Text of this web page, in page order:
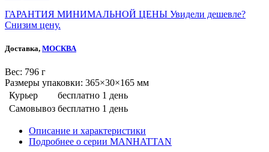
ГАРАНТИЯ МИНИМАЛЬНОЙ ЦЕНЫ Увидели дешевле?
Снизим цену.
Доставка, МОСКВА
Веc: 796 г
Размеры упаковки: 365×30×165 мм
Курьер
бесплатно 1 день
Самовывоз бесплатно 1 день
Описание и характеристики
Подробнее о серии MANHATTAN